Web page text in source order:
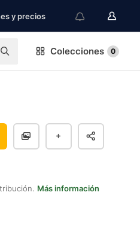
y precios
Colecciones 0
Más información